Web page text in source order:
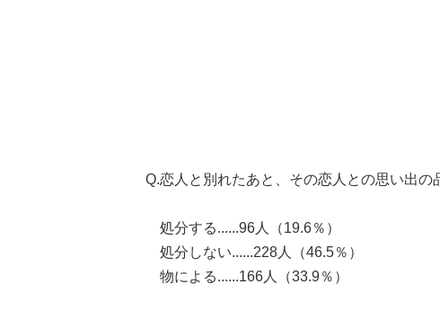
Q.恋人と別れたあと、その恋人との思い出
処分する......96人（19.6％）
処分しない......228人（46.5％）
物による......166人（33.9％）